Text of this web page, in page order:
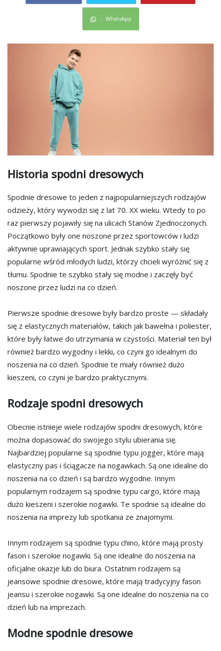
WhatsApp
Historia spodni dresowych
Spodnie dresowe to jeden z najpopularniejszych rodzajów
odzieży, który wywodzi się z lat 70. XX wieku. Wtedy to po
raz pierwszy pojawiły się na ulicach Stanów Zjednoczonych.
Początkowo były one noszone przez sportowców i ludzi
aktywnie uprawiających sport. Jednak szybko stały się
popularne wśród młodych ludzi, którzy chcieli wyróżnić się z
tłumu. Spodnie te szybko stały się modne i zaczęły być
noszone przez ludzi na co dzień.
Pierwsze spodnie dresowe były bardzo proste — składały
się z elastycznych materiałów, takich jak bawełna i poliester,
które były łatwe do utrzymania w czystości. Materiał ten był
również bardzo wygodny i lekki, co czyni go idealnym do
noszenia na co dzień. Spodnie te miały również dużo
kieszeni, co czyni je bardzo praktycznymi.
Rodzaje spodni dresowych
Obecnie istnieje wiele rodzajów spodni dresowych, które
można dopasować do swojego stylu ubierania się.
Najbardziej popularne są spodnie typu jogger, które mają
elastyczny pas i ściągacze na nogawkach. Są one idealne do
noszenia na co dzień i są bardzo wygodne. Innym
popularnym rodzajem są spodnie typu cargo, które mają
dużo kieszeni i szerokie nogawki. Te spodnie są idealne do
noszenia na imprezy lub spotkania ze znajomymi.
Innym rodzajem są spodnie typu chino, które mają prosty
fason i szerokie nogawki. Są one idealne do noszenia na
oficjalne okazje lub do biura. Ostatnim rodzajem są
jeansowe spodnie dresowe, które mają tradycyjny fason
jeansu i szerokie nogawki. Są one idealne do noszenia na co
dzień lub na imprezach.
Modne spodnie dresowe